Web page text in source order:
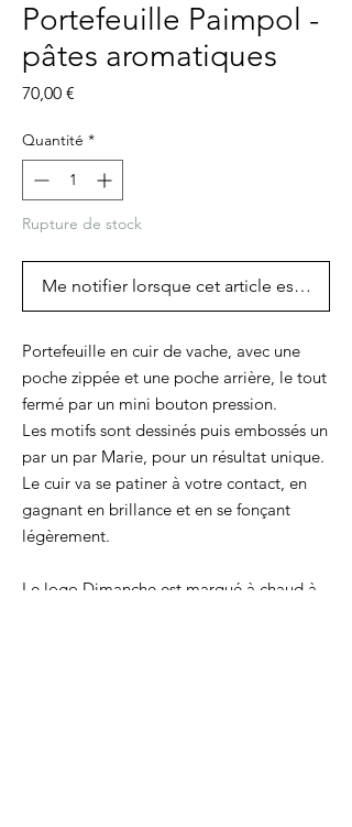
Portefeuille Paimpol -
pâtes aromatiques
70,00 €
Quantité *
Rupture de stock
Me notifier lorsque cet article est
Portefeuille en cuir de vache, avec une
poche zippée et une poche arrière, le tout
fermé par un mini bouton pression.
Les motifs sont dessinés puis embossés un
par un par Marie, pour un résultat unique.
Le cuir va se patiner à votre contact, en
gagnant en brillance et en se fonçant
légèrement.
Le logo Dimanche est marqué à chaud à